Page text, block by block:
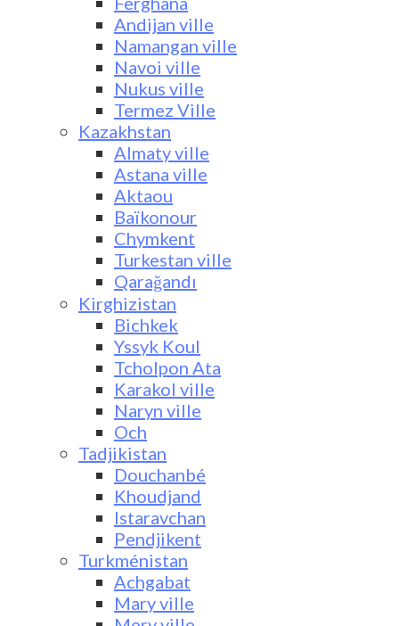
Andijan ville
Namangan ville
Navoi ville
Nukus ville
Termez Ville
Kazakhstan
Almaty ville
Astana ville
Aktaou
Baïkonour
Chymkent
Turkestan ville
Qarağandı
Kirghizistan
Bichkek
Yssyk Koul
Tcholpon Ata
Karakol ville
Naryn ville
Och
Tadjikistan
Douchanbé
Khoudjand
Istaravchan
Pendjikent
Turkménistan
Achgabat
Mary ville